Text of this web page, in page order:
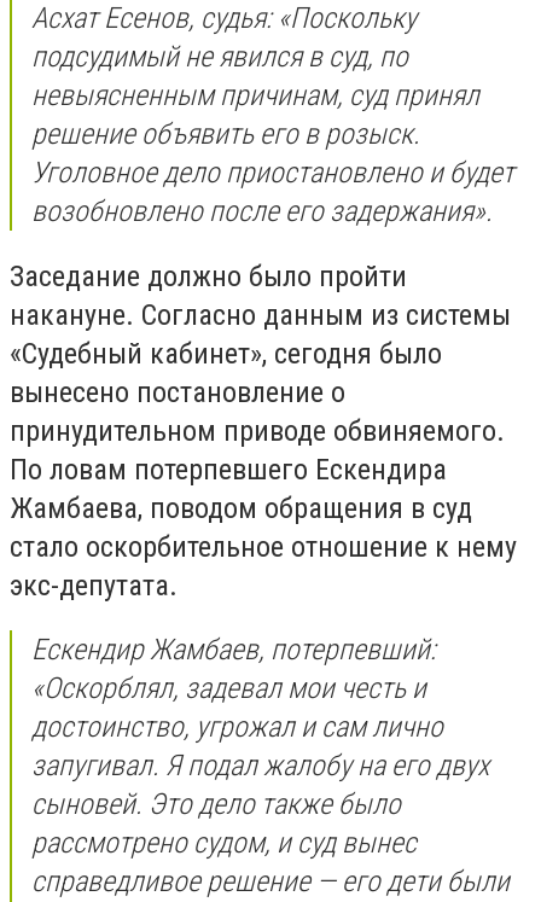
Асхат Есенов, судья: «Поскольку
подсудимый не явился в суд, по
невыясненным причинам, суд принял
решение объявить его в розыск.
Уголовное дело приостановлено и будет
возобновлено после его задержания».
Заседание должно было пройти
накануне. Согласно данным из системы
«Судебный кабинет», сегодня было
вынесено постановление о
принудительном приводе обвиняемого.
По ловам потерпевшего Ескендира
Жамбаева, поводом обращения в суд
стало оскорбительное отношение к нему
экс-депутата.
Ескендир Жамбаев, потерпевший:
«Оскорблял, задевал мои честь и
достоинство, угрожал и сам лично
запугивал. Я подал жалобу на его двух
сыновей. Это дело также было
рассмотрено судом, и суд вынес
справедливое решение — его дети были